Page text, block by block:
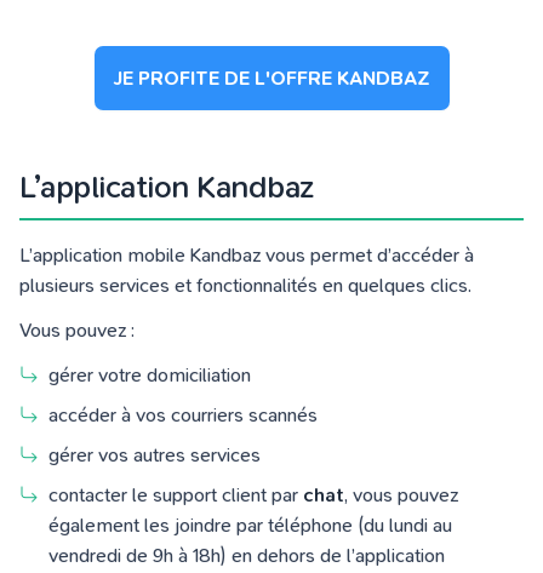
JE PROFITE DE L'OFFRE KANDBAZ
L’application Kandbaz
L’application mobile Kandbaz vous permet d’accéder à
plusieurs services et fonctionnalités en quelques clics.
Vous pouvez :
gérer votre domiciliation
accéder à vos courriers scannés
gérer vos autres services
contacter le support client par chat, vous pouvez
également les joindre par téléphone (du lundi au
vendredi de 9h à 18h) en dehors de l’application